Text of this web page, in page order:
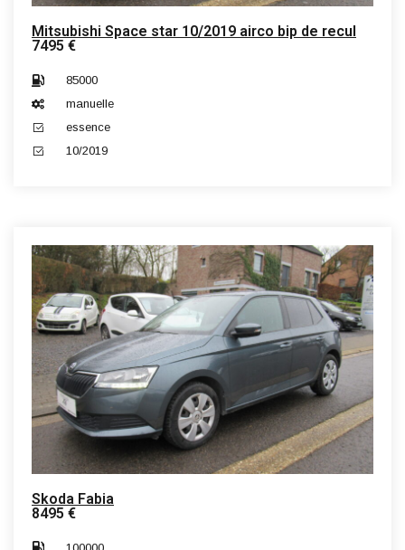
Mitsubishi Space star 10/2019 airco bip de recul
7495 €
85000
manuelle
essence
10/2019
Skoda Fabia
8495 €
100000